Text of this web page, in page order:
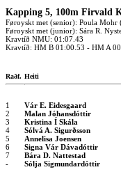
Kapping 5, 100m Firvald
Føroyskt met (senior): Poula
Føroyskt met (junior): Sára R.
Kravtíð NMU: 01:07.43
Kravtíð: HM B 01:00.53 - HM A
Raðf. Heiti
1 Vár E. Eidesgaard
2
Malan Jóhansdóttir
3
Kristina Í Skála
4
Sólvá A. Sigurðsson
5
Annelisa Joensen
6
Signa Vár Dávadóttir
7
Bára D. Nattestad
-
Sólja Sigmundardóttir